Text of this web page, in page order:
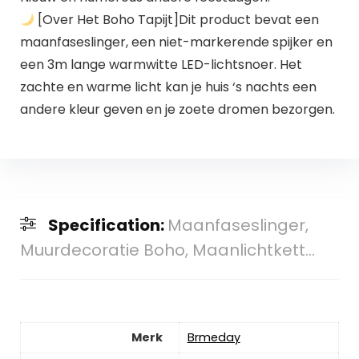
[Over Het Boho Tapijt]Dit product bevat een
maanfaseslinger, een niet-markerende spijker en
een 3m lange warmwitte LED-lichtsnoer. Het
zachte en warme licht kan je huis ‘s nachts een
andere kleur geven en je zoete dromen bezorgen.
Specification: Maanfaseslinger,
Muurdecoratie Boho, Maanlichtkett...
Merk
‎Brmeday